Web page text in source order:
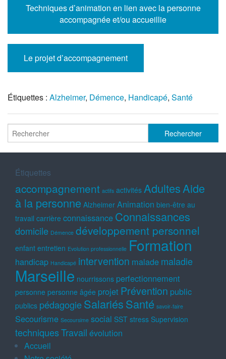
Techniques d’animation en lien avec la personne
accompagnée et/ou accueillie
Le projet d’accompagnement
Étiquettes : Alzheimer, Démence, Handicapé, Santé
Étiquettes
accompagnement actifs activités AdultesAide
à la personne Alzheimer Animation bien-être au
travail carrière connaissance Connaissances
domicile Démence développement personnel
enfant entretien Evolution professionnelle Formation
handicap Handicapé intervention malade maladie
Marseille nourrissons perfectionnement
personne personne âgée projet Prévention public
publics pédagogieSalariésSanté savoir-faire
Secourisme Secoursime social SST stress Supervision
techniquesTravail évolution
Accueil